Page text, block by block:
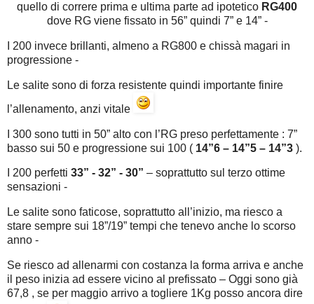
quello di correre prima e ultima parte ad ipotetico RG400
dove RG viene fissato in 56” quindi 7” e 14” -
I 200 invece brillanti, almeno a RG800 e chissà magari in
progressione -
Le salite sono di forza resistente quindi importante finire
l’allenamento, anzi vitale
I 300 sono tutti in 50” alto con l’RG preso perfettamente : 7”
basso sui 50 e progressione sui 100 ( 14”6 – 14”5 – 14”3 ).
I 200 perfetti 33” - 32” - 30” – soprattutto sul terzo ottime
sensazioni -
Le salite sono faticose, soprattutto all’inizio, ma riesco a
stare sempre sui 18”/19” tempi che tenevo anche lo scorso
anno -
Se riesco ad allenarmi con costanza la forma arriva e anche
il peso inizia ad essere vicino al prefissato – Oggi sono già
67,8 , se per maggio arrivo a togliere 1Kg posso ancora dire